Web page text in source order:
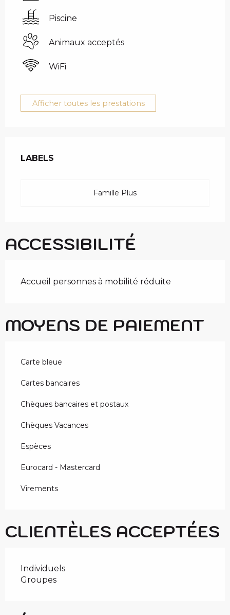
Piscine
Animaux acceptés
WiFi
Afficher toutes les prestations
LABELS
LABELS
Famille Plus
ACCESSIBILITÉ
Accueil personnes à mobilité réduite
MOYENS DE PAIEMENT
Carte bleue
Cartes bancaires
Chèques bancaires et postaux
Chèques Vacances
Espèces
Eurocard - Mastercard
Virements
CLIENTÈLES ACCEPTÉES
Individuels
Groupes